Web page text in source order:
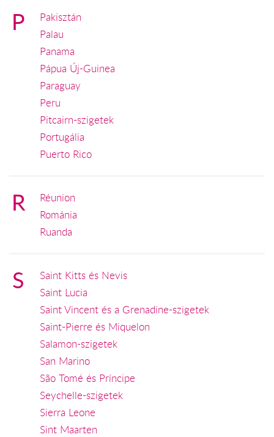
P
Pakisztán
Palau
Panama
Pápua Új-Guinea
Paraguay
Peru
Pitcairn-szigetek
Portugália
Puerto Rico
R
Réunion
Románia
Ruanda
S
Saint Kitts és Nevis
Saint Lucia
Saint Vincent és a Grenadine-szigetek
Saint-Pierre és Miquelon
Salamon-szigetek
San Marino
São Tomé és Príncipe
Seychelle-szigetek
Sierra Leone
Sint Maarten